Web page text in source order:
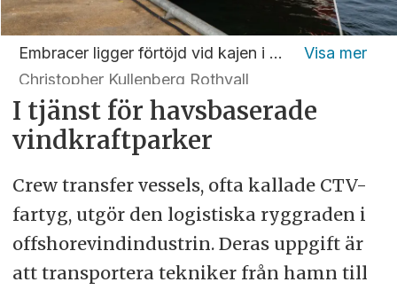
Embracer ligger förtöjd vid kajen i Fiskebäck i Göteborg.
Christopher Kullenberg Rothvall
I tjänst för havsbaserade
vindkraftparker
Crew transfer vessels, ofta kallade CTV-
fartyg, utgör den logistiska ryggraden i
offshorevindindustrin. Deras uppgift är
att transportera tekniker från hamn till